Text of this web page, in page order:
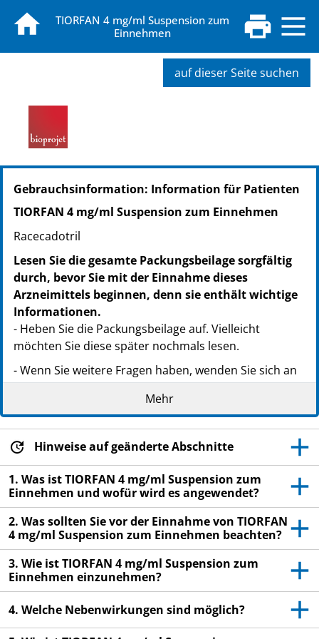
TIORFAN 4 mg/ml Suspension zum
Einnehmen
auf dieser Seite suchen
PZN: 19819642
PPN: 111981964222
PZN: 19819659
Gebrauchsinformation: Information für Patienten
TIORFAN 4 mg/ml Suspension zum Einnehmen
Racecadotril
Lesen Sie die gesamte Packungsbeilage sorgfältig
durch, bevor Sie mit der Einnahme dieses
Arzneimittels beginnen, denn sie enthält wichtige
Informationen.
- Heben Sie die Packungsbeilage auf. Vielleicht
möchten Sie diese später nochmals lesen.
- Wenn Sie weitere Fragen haben, wenden Sie sich an
Ihren Arzt oder Apotheker.
- Dieses Arzneimittel wurde Ihrem Kind verschrieben.
Geben Sie es nicht an Dritte weiter. Es kann anderen
Menschen schaden, auch wenn diese die gleichen
Beschwerden haben wie Ihr Kind.
- Wenn sich bei Ihrem Kind Nebenwirkungen zeigen,
wenden Sie sich an Ihren Arzt oder Apotheker. Dies
gilt auch für Nebenwirkungen, die nicht in dieser
Packungsbeilage angegeben sind. Siehe Abschnitt 4.
Mehr
Hinweise auf geänderte Abschnitte
1. Was ist TIORFAN 4 mg/ml Suspension zum
Einnehmen und wofür wird es angewendet?
2. Was sollten Sie vor der Einnahme von TIORFAN
4 mg/ml Suspension zum Einnehmen beachten?
3. Wie ist TIORFAN 4 mg/ml Suspension zum
Einnehmen einzunehmen?
4. Welche Nebenwirkungen sind möglich?